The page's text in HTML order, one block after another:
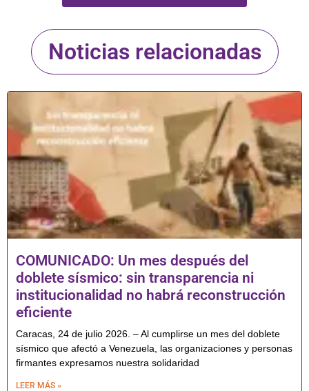
Noticias relacionadas
COMUNICADO: Un mes después del
doblete sísmico: sin transparencia ni
institucionalidad no habrá reconstrucción
eficiente
Caracas, 24 de julio 2026. – Al cumplirse un mes del doblete
sísmico que afectó a Venezuela, las organizaciones y personas
firmantes expresamos nuestra solidaridad
LEER MÁS »